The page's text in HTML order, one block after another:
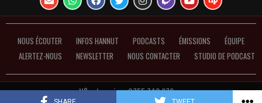
NOUS ÉCOUTER INFOS HANNUT PODCASTS ÉMISSIONS
ÉQUIPE
ALERTEZ-NOUS
NEWSLETTER NOUS CONTACTER STUDIO DE PODCAST
N°entreprise : 0755.748.972 ●
Politique de confidentialité et de gestion des cookies